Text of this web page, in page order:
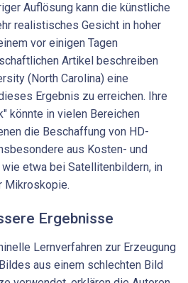
Auflösung kann die künstliche
realistisches Gesicht in hoher
vor einigen Tagen
Artikel beschreiben
(North Carolina) eine
Ergebnis zu erreichen. Ihre
könnte in vielen Bereichen
die Beschaffung von HD-
aus Kosten- und
etwa bei Satellitenbildern, in
Mikroskopie.
Ergebnisse
Lernverfahren zur Erzeugung
aus einem schlechten Bild